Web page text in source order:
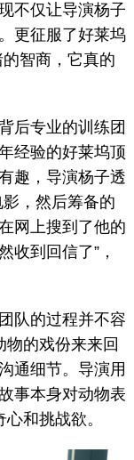
不仅让导演杨子
更征服了好莱坞
智商，它真的
专业的训练团
经验的好莱坞顶
趣，导演杨子透
，然后筹备的
网上搜到了他的
收到回信了”，
队的过程并不容
的戏份来来回
通细节。导演用
事本身对动物表
和挑战欲。